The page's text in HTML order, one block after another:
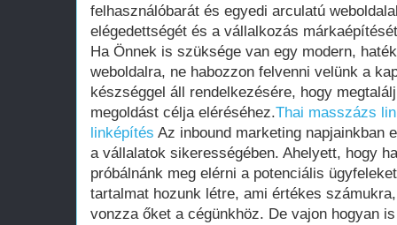
felhasználóbarát és egyedi arculatú
elégedettségét és a vállalkozás
Ha Önnek is szüksége van egy modern,
weboldalra, ne habozzon felvenni velünk a
készséggel áll rendelkezésére, hogy
megoldást célja eléréséhez.Thai masszázs
linképítés Az inbound marketing napjainkban
a vállalatok sikerességében. Ahelyett, hogy
próbálnánk meg elérni a potenciális
tartalmat hozunk létre, ami értékes
vonzza őket a cégünkhöz. De vajon hogyan